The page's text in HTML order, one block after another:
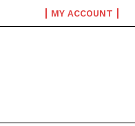
MY ACCOUNT